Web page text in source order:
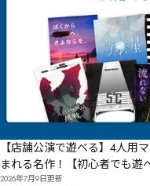
【店舗公演で遊べる】4人用
まれる名作！【初心者でも遊
2026年7月9日更新